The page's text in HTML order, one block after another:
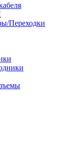
Переходки